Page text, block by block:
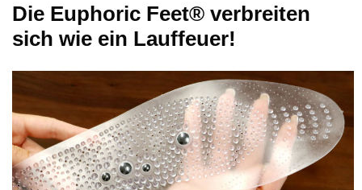
Die Euphoric Feet® verbreiten
sich wie ein Lauffeuer!